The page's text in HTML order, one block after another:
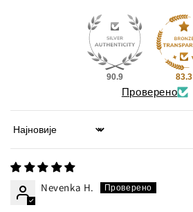
90.9 83.3
Проверено
Sort by
Nevenka H.